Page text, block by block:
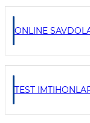
ONLINE
TEST